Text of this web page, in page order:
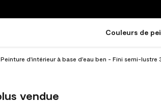
Couleurs de
Peinture d'intérieur à base d'eau ben - Fini semi-lustre
vendue